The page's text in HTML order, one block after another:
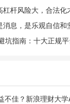
杠杆风险大，合法化
息，是乐观自信和
坑指南：十大正规